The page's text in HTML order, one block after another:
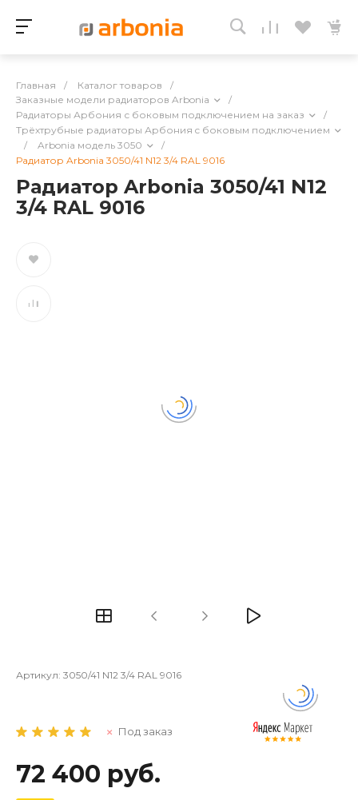
Главная / Каталог товаров
/
Заказные модели радиаторов Arbonia
/
Радиаторы Арбония с боковым подключением на заказ
/
Трёхтрубные радиаторы Арбония c боковым подключением
/
Arbonia модель 3050
/
Радиатор Arbonia 3050/41 N12 3/4 RAL 9016
Радиатор Arbonia 3050/41 N12
3/4 RAL 9016
Артикул: 3050/41 N12 3/4 RAL 9016
Под заказ
72 400 руб.